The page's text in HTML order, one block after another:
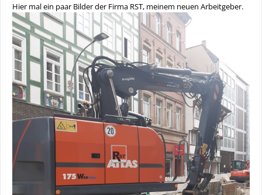
Hier mal ein paar Bilder der Firma RST, meinem neuen Arbeitgeber.